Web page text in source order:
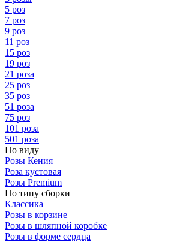
5 роз
7 роз
9 роз
11 роз
15 роз
19 роз
21 роза
25 роз
35 роз
51 роза
75 роз
101 роза
501 роза
По виду
Розы Кения
Роза кустовая
Розы Premium
По типу сборки
Классика
Розы в корзине
Розы в шляпной коробке
Розы в форме сердца